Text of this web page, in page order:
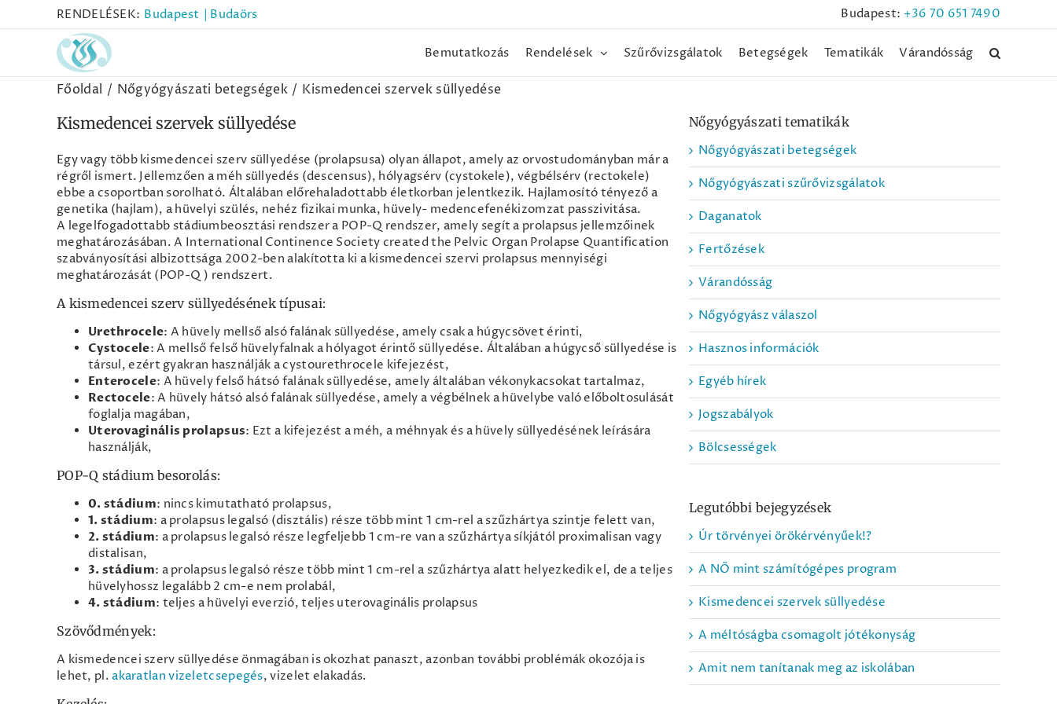
RENDELÉSEK: Budapest | Budaörs Budapest: +36 70 651 7490
Bemutatkozás Rendelések Szűrővizsgálatok Betegségek Tematikák Várandósság
Főoldal Nőgyógyászati betegségek Kismedencei szervek süllyedése
Kismedencei szervek süllyedése
Egy vagy több kismedencei szerv süllyedése (prolapsusa) olyan állapot, amely az orvostudományban már a
régről ismert. Jellemzően a méh süllyedés (descensus), hólyagsérv (cystokele), végbélsérv (rectokele)
ebbe a csoportban sorolható. Általában előrehaladottabb életkorban jelentkezik. Hajlamosító tényező a
genetika (hajlam), a hüvelyi szülés, nehéz fizikai munka, hüvely- medencefenékizomzat passzivitása.
A legelfogadottabb stádiumbeosztási rendszer a POP-Q rendszer, amely segít a prolapsus jellemzőinek
meghatározásában. A International Continence Society created the Pelvic Organ Prolapse Quantification
szabványosítási albizottsága 2002-ben alakította ki a kismedencei szervi prolapsus mennyiségi
meghatározását (POP-Q) rendszert.
A kismedencei szerv süllyedésének típusai:
Urethrocele: A hüvely mellső alsó falának süllyedése, amely csak a húgycsövet érinti,
Cystocele: A mellső felső hüvelyfalnak a hólyagot érintő süllyedése. Általában a húgycső süllyedése is
társul, ezért gyakran használják a cystourethrocele kifejezést,
Enterocele: A hüvely felső hátsó falának süllyedése, amely általában vékonykacsokat tartalmaz,
Rectocele: A hüvely hátsó alsó falának süllyedése, amely a végbélnek a hüvelybe való előboltosulását
foglalja magában,
Uterovaginális prolapsus: Ezt a kifejezést a méh, a méhnyak és a hüvely süllyedésének leírására
használják,
POP-Q stádium besorolás:
0. stádium: nincs kimutatható prolapsus,
1. stádium: a prolapsus legalsó (disztális) része több mint 1 cm-rel a szűzhártya szintje felett van,
2. stádium: a prolapsus legalsó része legfeljebb 1 cm-re van a szűzhártya síkjától proximalisan vagy
distalisan,
3. stádium: a prolapsus legalsó része több mint 1 cm-rel a szűzhártya alatt helyezkedik el, de a teljes
hüvelyhossz legalább 2 cm-e nem prolabál,
4. stádium: teljes a hüvelyi everzió, teljes uterovaginális prolapsus
Szövődmények:
A kismedencei szerv süllyedése önmagában is okozhat panaszt, azonban további problémák okozója is
lehet, pl. akaratlan vizeletcsepegés, vizelet elakadás.
Nőgyógyászati tematikák
Nőgyógyászati betegségek
Nőgyógyászati szűrővizsgálatok
Daganatok
Fertőzések
Várandósság
Nőgyógyász válaszol
Hasznos információk
Egyéb hírek
Jogszabályok
Bölcsességek
Legutóbbi bejegyzések
Úr törvényei örökérvényűek!?
A NŐ mint számítógépes program
Kismedencei szervek süllyedése
A méltóságba csomagolt jótékonyság
Amit nem tanítanak meg az iskolában